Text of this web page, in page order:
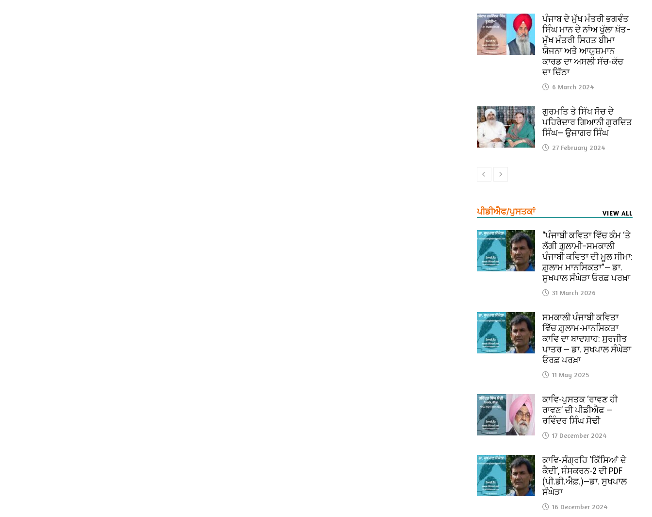
ਪੰਜਾਬ ਦੇ ਮੁੱਖ ਮੰਤਰੀ ਭਗਵੰਤ
ਸਿੰਘ ਮਾਨ ਦੇ ਨਾਂਅ ਖੁੱਲਾ ਖ਼ੱਤ–
ਮੁੱਖ ਮੰਤਰੀ ਸਿਹਤ ਬੀਮਾ
ਯੋਜਨਾ ਅਤੇ ਆਯੁਸ਼ਮਾਨ
ਕਾਰਡ ਦਾ ਅਸਲੀ ਸੱਚ-ਕੱਚ
ਦਾ ਚਿੱਠਾ
6 March 2024
ਗੁਰਮਤਿ ਤੇ ਸਿੱਖ ਸੋਚ ਦੇ
ਪਹਿਰੇਦਾਰ ਗਿਆਨੀ ਗੁਰਦਿਤ
ਸਿੰਘ— ਉਜਾਗਰ ਸਿੰਘ
27 February 2024
ਪੀਡੀਐਫ/ਪੁਸਤਕਾਂ VIEW ALL
“ਪੰਜਾਬੀ ਕਵਿਤਾ ਵਿੱਚ ਕੰਮ ‘ਤੇ
ਲੱਗੀ ਗ਼ੁਲਾਮੀ–ਸਮਕਾਲੀ
ਪੰਜਾਬੀ ਕਵਿਤਾ ਦੀ ਮੂਲ ਸੀਮਾ:
ਗ਼ੁਲਾਮ ਮਾਨਸਿਕਤਾ”— ਡਾ.
ਸੁਖਪਾਲ ਸੰਘੇੜਾ ਓਰਫ਼ ਪਰਖ਼ਾ
31 March 2026
ਸਮਕਾਲੀ ਪੰਜਾਬੀ ਕਵਿਤਾ
ਵਿੱਚ ਗ਼ੁਲਾਮ-ਮਾਨਸਿਕਤਾ
ਕਾਵਿ ਦਾ ਬਾਦਸ਼ਾਹ: ਸੁਰਜੀਤ
ਪਾਤਰ — ਡਾ. ਸੁਖਪਾਲ ਸੰਘੇੜਾ
ਓਰਫ਼ ਪਰਖ਼ਾ
11 May 2025
ਕਾਵਿ-ਪੁਸਤਕ ‘ਰਾਵਣ ਹੀ
ਰਾਵਣ’ ਦੀ ਪੀਡੀਐਫ —
ਰਵਿੰਦਰ ਸਿੰਘ ਸੋਢੀ
17 December 2024
ਕਾਵਿ-ਸੰਗ੍ਰਹਿ ‘ਕਿੱਸਿਆਂ ਦੇ
ਕੈਦੀ’, ਸੰਸਕਰਨ-2 ਦੀ PDF
(ਪੀ.ਡੀ.ਐਫ਼.)—ਡਾ. ਸੁਖਪਾਲ
ਸੰਘੇੜਾ
16 December 2024